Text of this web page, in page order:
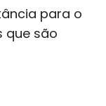
para o
que são